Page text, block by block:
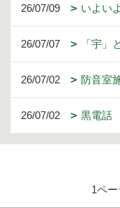
26/07/09 いよいよ
26/07/07 「宇」
26/07/02 防音室
26/07/02 黒電話
1ペー